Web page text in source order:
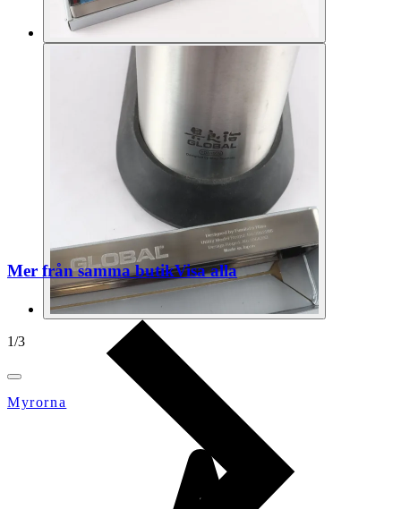
1/3
Myrorna
Mer från samma butikVisa alla